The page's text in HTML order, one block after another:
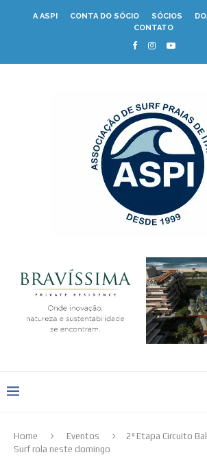
A ASPI CONTA DO SÓCIO SÓCIOS
CONTATO
Home Eventos
2ª Etapa Circuito
Surf rola neste domingo